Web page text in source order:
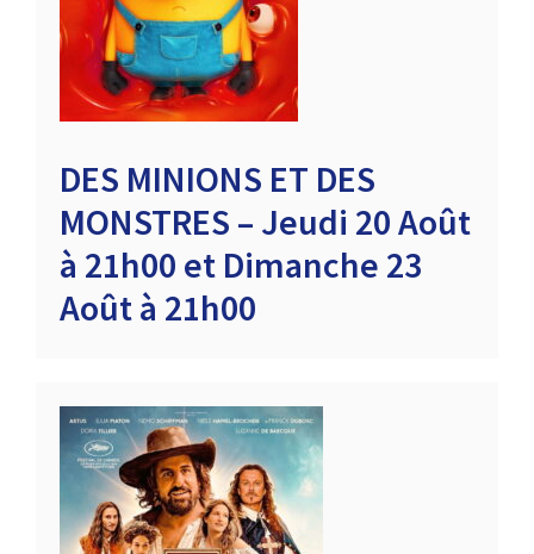
DES MINIONS ET DES
MONSTRES – Jeudi 20 Août
à 21h00 et Dimanche 23
Août à 21h00